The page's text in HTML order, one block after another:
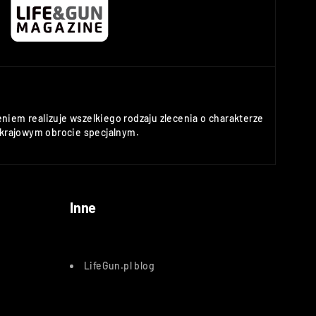
realizuje wszelkiego rodzaju zlecenia o charakterze
obrocie specjalnym.
Inne
LifeGun.pl blog